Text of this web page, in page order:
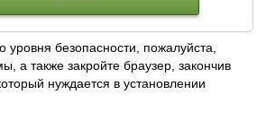
уровня безопасности, пожалуйста,
а также закройте браузер, закончив
нуждается в установлении